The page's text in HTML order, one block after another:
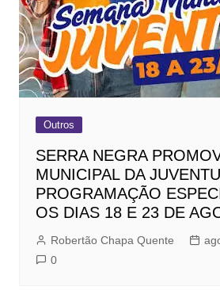
Outros
SERRA NEGRA
MUNICIPAL DA
PROGRAMAÇÃO
OS DIAS 18 E 23 DE
Robertão Chapa Quente
0